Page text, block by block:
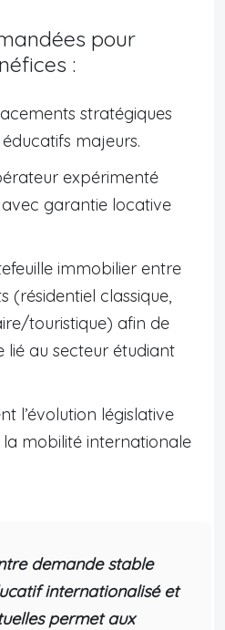
pour
:
stratégiques
majeurs.
expérimenté
garantie locative
immobilier entre
(résidentiel classique,
touristique) afin de
lié au secteur étudiant
l’évolution législative
mobilité internationale
demande stable
internationalisé et
permet aux